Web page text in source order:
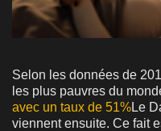
Selon les données de
les plus pauvres du
avec un taux de 51%Le
viennent ensuite. Ce fait